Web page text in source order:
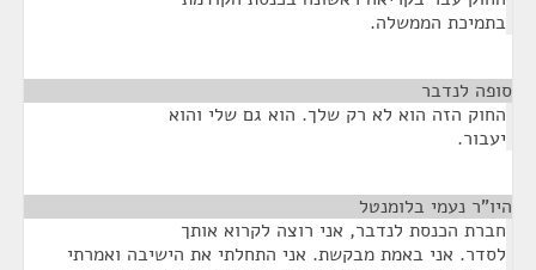
בתמיכת הממשלה.
סופה לנדבר
החוק הזה הוא לא רק שלך. הוא גם שלי והוא
יעבור.
היו"ר נעמי בלומנטל
חברת הכנסת לנדבר, אני רוצה לקרוא אותך
לסדר. אני באמת מבקשת. אני התחלתי את הישיבה ואמרתי